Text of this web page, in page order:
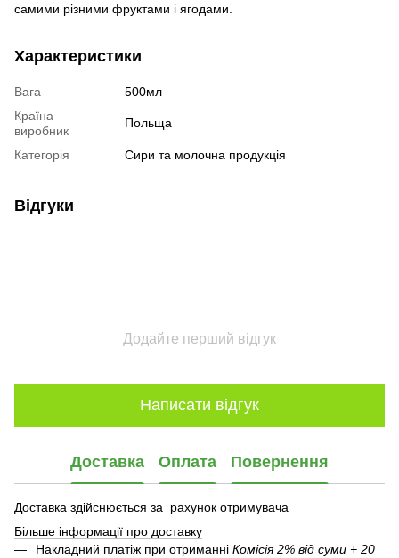
самими різними фруктами і ягодами.
Характеристики
Вага
500мл
Країна
виробник
Польща
Категорія Сири та молочна продукція
Відгуки
Додайте перший відгук
Написати відгук
Доставка Оплата Повернення
Доставка здійснюється за рахунок отримувача
Більше інформації про доставку
Накладний платіж при отриманні Комісія 2% від суми + 20